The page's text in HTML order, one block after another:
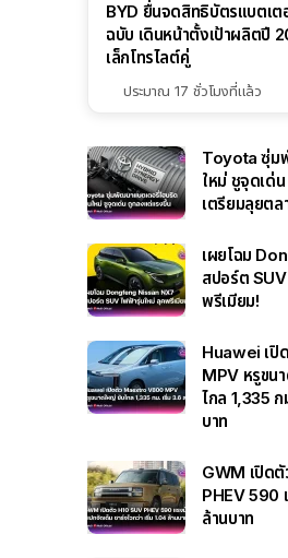
BYD ยื่นจดสิทธิบัตรแบตเ
ฉบับ เดินหน้าตั้งเป้าผลิตปี
เล็กโทรไลต์คู่
ประมาณ 17 ชั่วโมงที่แล้ว
Toyota ซุ่ม
ใหม่ ชูจุดเด่
เตรียมลุยตล
เผยโฉม
สปอร์ต
พรีเมียม!
Huawei เ
MPV หรูขน
ไกล 1,335 ก
บาท
GWM เปิดตั
PHEV 590
ล้านบาท